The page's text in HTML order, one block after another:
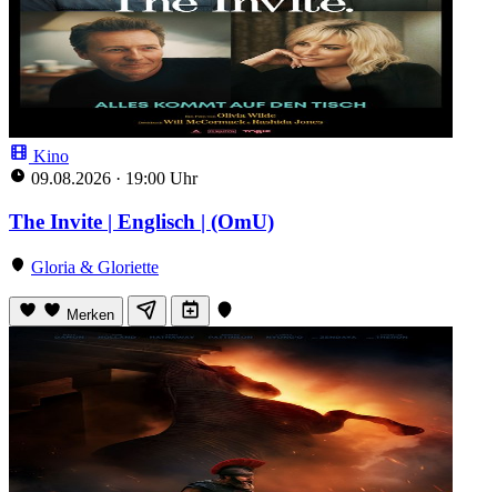
Kino
09.08.2026 · 19:00 Uhr
The Invite | Englisch | (OmU)
Gloria & Gloriette
Merken